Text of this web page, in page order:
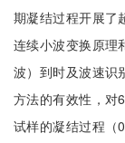
期凝结过程开展了
连续小波变换原理
波）到时及波速识
方法的有效性，对
试样的凝结过程（